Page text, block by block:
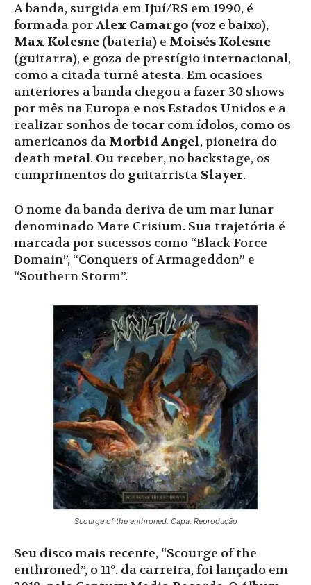
A banda, surgida em Ijuí/RS em 1990, é
formada porAlex Camargo (voz e baixo),
Max Kolesne (bateria) e Moisés Kolesne
(guitarra), e goza de prestígio internacional,
como a citada turnê atesta. Em ocasiões
anteriores a banda chegou a fazer 30 shows
por mês na Europa e nos Estados Unidos e a
realizar sonhos de tocar com ídolos, como os
americanos da Morbid Angel, pioneira do
death metal. Ou receber, no backstage, os
cumprimentos do guitarrista Slayer.
O nome da banda deriva de um mar lunar
denominado Mare Crisium. Sua trajetória é
marcada por sucessos como “Black Force
Domain”, “Conquers of Armageddon” e
“Southern Storm”.
Scourge of the enthroned. Capa. Reprodução
Seu disco mais recente, “Scourge of the
enthroned”, o 11º. da carreira, foi lançado em